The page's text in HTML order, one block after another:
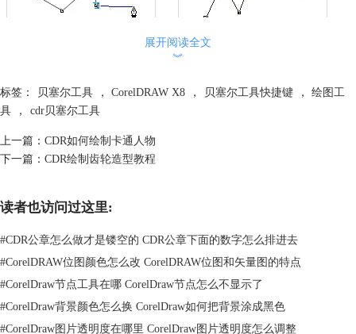
不同点①：使用钢笔工具时，可以预览您正在绘制的线段。钢笔工具的属
不同点②：此外，在钢笔工具的属性栏上还有一个“自动添加/删除节
展开阅读全文
︾
标签： 贝塞尔工具 ， CorelDRAW X8 ， 贝塞尔工具快捷键 ，
绘图工
具
， cdr贝塞尔工具
上一篇： CDR如何绘制卡通人物
下一篇： CDR绘制齿轮造型教程
读者也访问过这里:
#CDR公章怎么做才是镂空的 CDR公章下面的数字怎么排进去
#CorelDRAW位图颜色怎么改 CorelDRAW位图和矢量图的特点
#CorelDraw节点工具在哪 CorelDraw节点怎么不显示了
#CorelDraw背景颜色怎么换 CorelDraw如何把背景涂成黑色
#CorelDraw图片透明度在哪里 CorelDraw图片透明度怎么调整